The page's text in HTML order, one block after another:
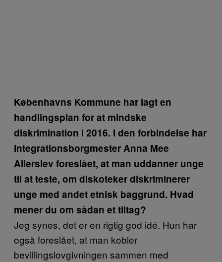
Københavns Kommune har lagt en
handlingsplan for at mindske
diskrimination i 2016. I den forbindelse har
integrationsborgmester Anna Mee
Allerslev foreslået, at man uddanner unge
til at teste, om diskoteker diskriminerer
unge med andet etnisk baggrund. Hvad
mener du om sådan et tiltag?
Jeg synes, det er en rigtig god idé. Hun har
også foreslået, at man kobler
bevillingslovgivningen sammen med